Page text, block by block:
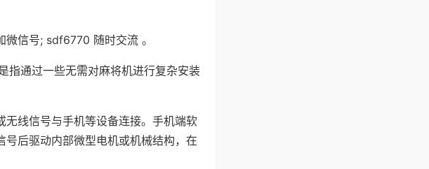
信号; sdf6770 随时交流 。
指通过一些无需对麻将机进行复杂安装
线信号与手机等设备连接。手机端软
后驱动内部微型电机或机械结构，在